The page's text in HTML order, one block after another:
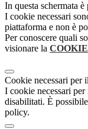
In questa schermata
I cookie necessari
piattaforma e non è
Per conoscere quali
visionare la
Cookie necessari per
I cookie necessari
disabilitati. È
policy.